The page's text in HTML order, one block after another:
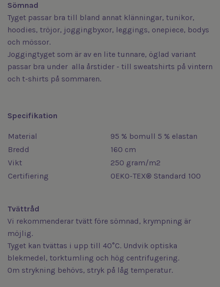
Sömnad
Tyget passar bra till bland annat klänningar, tunikor,
hoodies, tröjor, joggingbyxor, leggings, onepiece, bodys
och mössor.
Joggingtyget som är av en lite tunnare, öglad variant
passar bra under alla årstider - till sweatshirts på vintern
och t-shirts på sommaren.
Specifikation
Material
95 % bomull 5 % elastan
Bredd
160 cm
Vikt
250 gram/m2
Certifiering
OEKO-TEX® Standard 100
Tvättråd
Vi rekommenderar tvätt före sömnad, krympning är
möjlig.
Tyget kan tvättas i upp till 40°C. Undvik optiska
blekmedel, torktumling och hög centrifugering.
Om strykning behövs, stryk på låg temperatur.